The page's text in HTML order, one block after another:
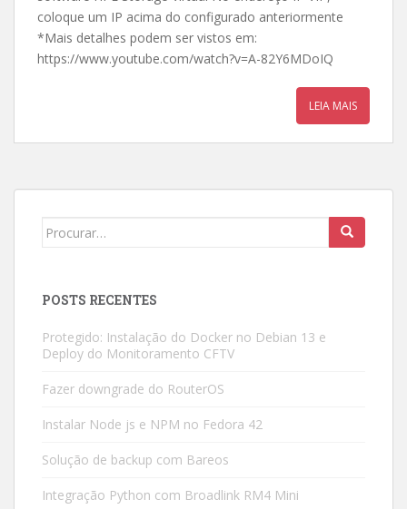
coloque um IP acima do configurado anteriormente
*Mais detalhes podem ser vistos em:
https://www.youtube.com/watch?v=A-82Y6MDoIQ
LEIA MAIS
Search
POSTS RECENTES
Protegido: Instalação do Docker no Debian 13 e
Deploy do Monitoramento CFTV
Fazer downgrade do RouterOS
Instalar Node js e NPM no Fedora 42
Solução de backup com Bareos
Integração Python com Broadlink RM4 Mini